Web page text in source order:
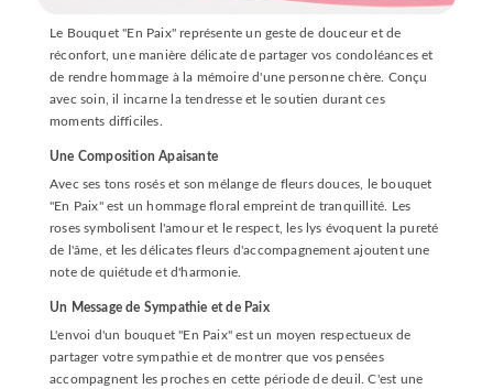
Le Bouquet "En Paix" représente un geste de douceur et de
réconfort, une manière délicate de partager vos condoléances et
de rendre hommage à la mémoire d'une personne chère. Conçu
avec soin, il incarne la tendresse et le soutien durant ces
moments difficiles.
Une Composition Apaisante
Avec ses tons rosés et son mélange de fleurs douces, le bouquet
"En Paix" est un hommage floral empreint de tranquillité. Les
roses symbolisent l'amour et le respect, les lys évoquent la pureté
de l'âme, et les délicates fleurs d'accompagnement ajoutent une
note de quiétude et d'harmonie.
Un Message de Sympathie et de Paix
L'envoi d'un bouquet "En Paix" est un moyen respectueux de
partager votre sympathie et de montrer que vos pensées
accompagnent les proches en cette période de deuil. C'est une